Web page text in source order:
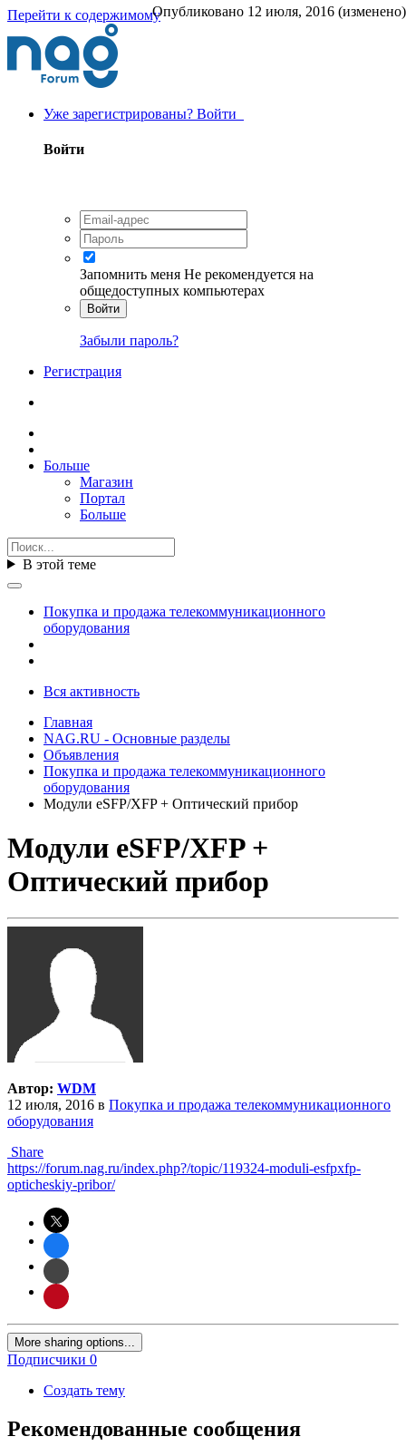
Перейти к содержимому
Уже зарегистрированы? Войти
Войти
Запомнить меня Не рекомендуется на
общедоступных компьютерах
Войти
Забыли пароль?
Регистрация
Больше
Магазин
Портал
Больше
В этой теме
Покупка и продажа телекоммуникационного
оборудования
Вся активность
Главная
NAG.RU - Основные разделы
Объявления
Покупка и продажа телекоммуникационного
оборудования
Модули eSFP/XFP + Оптический прибор
Модули eSFP/XFP +
Оптический прибор
Автор: WDM
12 июля, 2016 в Покупка и продажа телекоммуникационного
оборудования
Share
https://forum.nag.ru/index.php?/topic/119324-moduli-esfpxfp-
opticheskiy-pribor/
More sharing options...
Подписчики 0
Создать тему
Рекомендованные сообщения
Опубликовано 12 июля, 2016 (изменено)